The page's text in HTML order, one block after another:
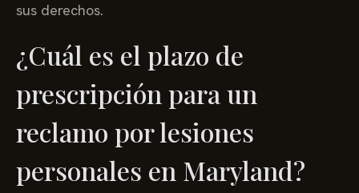
sus derechos.
¿Cuál es el plazo de
prescripción para un
reclamo por lesiones
personales en Maryland?